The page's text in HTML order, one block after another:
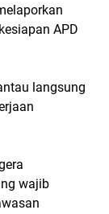
APD
langsung
wajib